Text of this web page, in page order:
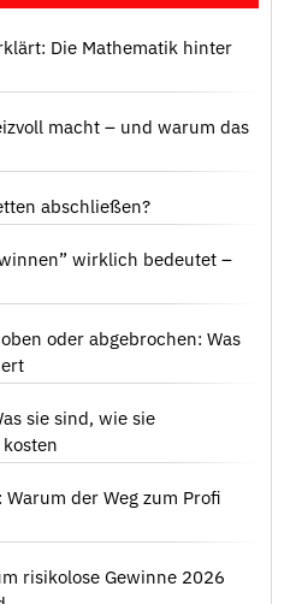
Die Mathematik hinter
macht – und warum das
abschließen?
wirklich bedeutet –
oder abgebrochen: Was
sie sind, wie sie
der Weg zum Profi
risikolose Gewinne 2026